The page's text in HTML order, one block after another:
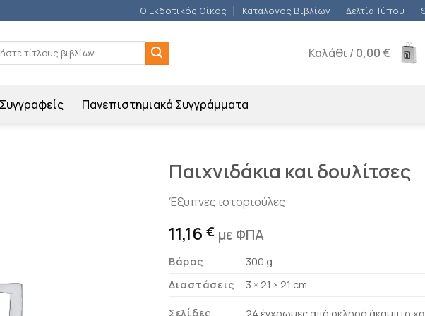
Ο Εκδοτικός Οίκος Κατάλογος Βιβλίων Δελτία Τύπου
Καλάθι /0,00€
Συγγραφείς Πανεπιστημιακά Συγγράμματα
Παιχνιδάκια και δουλίτσες
Έξυπνες ιστοριούλες
11,16 € με ΦΠΑ
Βάρος
300 g
Διαστάσεις
3 × 21 × 21 cm
Σελίδες 24 έγχρωμες από σκληρό άκαμπτο